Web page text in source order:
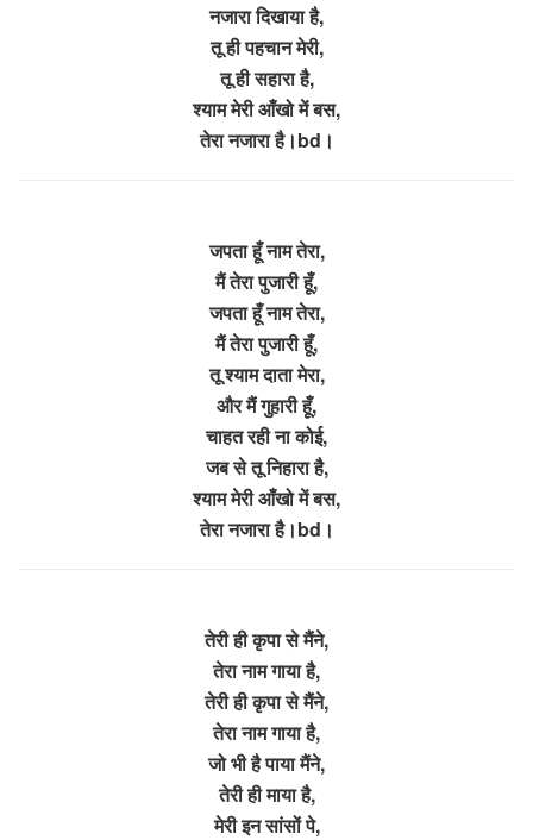
नजारा दिखाया है,
तू ही पहचान मेरी,
तू ही सहारा है,
श्याम मेरी आँखो में बस,
तेरा नजारा है।bd।
जपता हूँ नाम तेरा,
मैं तेरा पुजारी हूँ,
जपता हूँ नाम तेरा,
मैं तेरा पुजारी हूँ,
तू श्याम दाता मेरा,
और मैं गुहारी हूँ,
चाहत रही ना कोई,
जब से तू निहारा है,
श्याम मेरी आँखो में बस,
तेरा नजारा है।bd।
तेरी ही कृपा से मैंने,
तेरा नाम गाया है,
तेरी ही कृपा से मैंने,
तेरा नाम गाया है,
जो भी है पाया मैंने,
तेरी ही माया है,
मेरी इन सांसों पे,